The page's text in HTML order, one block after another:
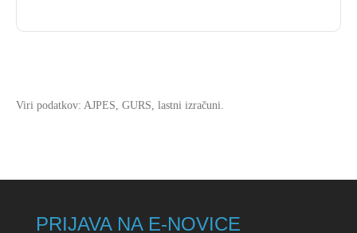
PROJEKTI d.o.o. je8.586 €.
Viri podatkov: AJPES, GURS, lastni izračuni.
PRIJAVA NA E-NOVICE